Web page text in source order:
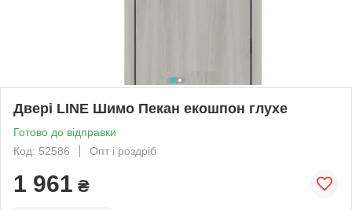
Двері LINE Шимо Пекан екошпон глухе
Готово до відправки
Код: 52586
Опт і роздріб
1 961 ₴